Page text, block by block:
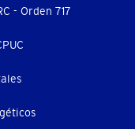
- Orden 717